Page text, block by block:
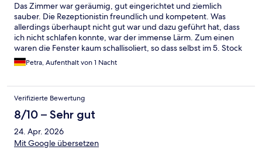
Das Zimmer war geräumig, gut eingerichtet und ziemlich
sauber. Die Rezeptionistin freundlich und kompetent. Was
allerdings überhaupt nicht gut war und dazu geführt hat, dass
ich nicht schlafen konnte, war der immense Lärm. Zum einen
waren die Fenster kaum schallisoliert, so dass selbst im 5. Stock
Gespräche, Streit, Gesänge von der Strasse zu hören waren.
Des weiteren waren das Türklatschen etc. vom Flur sehr laut.
der (abgeschlossene) Kühlschrank war oder von der (eigentlich
ausgestellten) Klimaanlage kam, weiß ich nicht. Somit werde ich
wohl nicht mehr hier übernachten, denn nicht schlafen können
für 153.-€ ist für mich ein Ausschluss-Kriterium. Sorry!
Petra, Aufenthalt von 1 Nacht
Verifizierte Bewertung
8/10 – Sehr gut
24. Apr. 2026
Mit Google übersetzen